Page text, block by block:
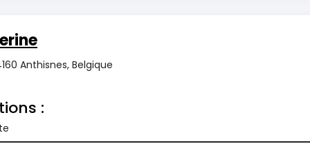
Anthisnes, Belgique
: